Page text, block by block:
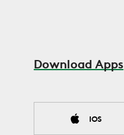
Download Apps
IOS